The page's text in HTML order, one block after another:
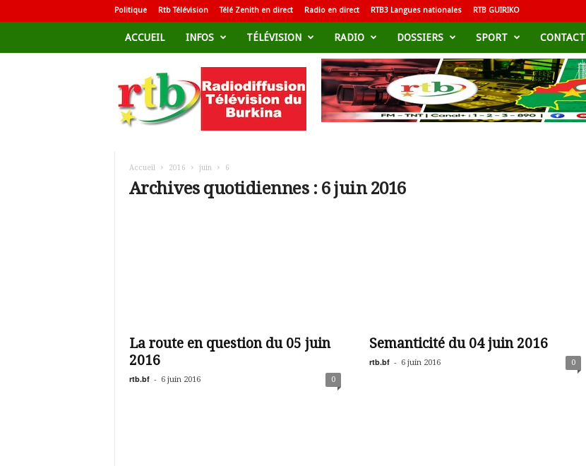
Politique Rtb Télévision Télé Zenith en direct Radio en direct RTB3 Langues nationales RTB GUIRIKO
ACCUEIL INFOS TÉLÉVISION RADIO DOSSIERS SPORT CONTACT
d
i
Accueil 2016 juin 6
Archives quotidiennes : 6 juin 2016
La route en question du 05 juin
2016
rtb.bf - 6 juin 2016 0
Semanticité du 04 juin 2016
rtb.bf - 6 juin 2016 0